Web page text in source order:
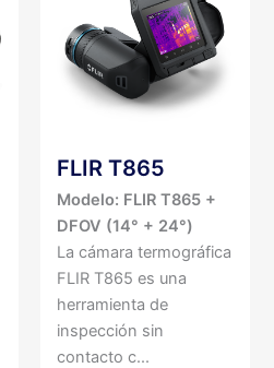
FLIR T865
Modelo: FLIR T865 +
DFOV (14° + 24°)
La cámara termográfica
FLIR T865 es una
herramienta de
inspección sin
contacto c...